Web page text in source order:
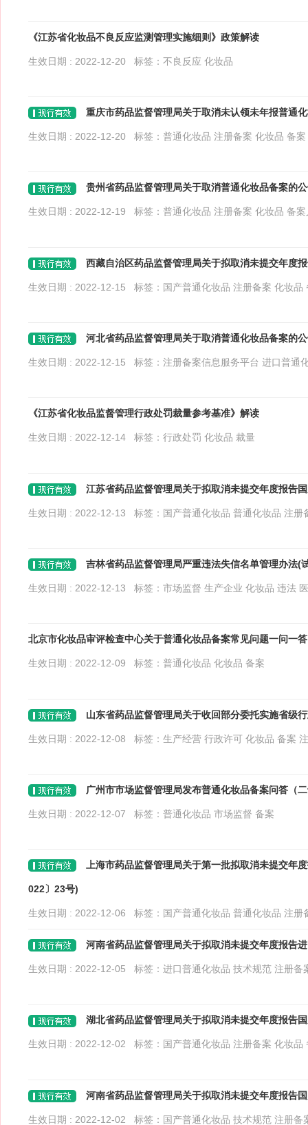
《江苏省化妆品不良反应监测管理实施细则》政策解读
生效日期 : 2022-12-20 标签： 不良反应 化妆品
重庆市药品监督管理局关于取消未认领未年报普通
生效日期 : 2022-12-20 标签： 普通化妆品 注册备案 化妆品 备案
贵州省药品监督管理局关于取消普通化妆品备案的
生效日期 : 2022-12-19 标签： 普通化妆品 注册备案 化妆品 备案
西藏自治区药品监督管理局关于拟取消未提交年度
生效日期 : 2022-12-15 标签： 国产普通化妆品 注册备案 化妆品
河北省药品监督管理局关于取消普通化妆品备案的
生效日期 : 2022-12-15 标签： 注册备案信息服务平台 进口普通
《江苏省化妆品监督管理行政处罚裁量参考基准》解读
生效日期 : 2022-12-14 标签： 行政处罚 化妆品 裁量
江苏省药品监督管理局关于拟取消未提交年度报告
生效日期 : 2022-12-13 标签： 国产普通化妆品 普通化妆品 注册
吉林省药品监督管理局严重违法失信名单管理办法(
生效日期 : 2022-12-13 标签： 市场监督 生产企业 化妆品 违法
北京市化妆品审评检查中心关于普通化妆品备案常见问题一问一
生效日期 : 2022-12-09 标签： 普通化妆品 化妆品 备案
山东省药品监督管理局关于收回部分委托实施省级
生效日期 : 2022-12-08 标签： 生产经营 行政许可 化妆品 备案
广州市市场监督管理局发布普通化妆品备案问答（
生效日期 : 2022-12-07 标签： 普通化妆品 市场监督 备案
上海市药品监督管理局关于第一批拟取消未提交年
022〕23号)
生效日期 : 2022-12-06 标签： 国产普通化妆品 普通化妆品 注册
河南省药品监督管理局关于拟取消未提交年度报告
生效日期 : 2022-12-05 标签： 进口普通化妆品 技术规范 注册备
湖北省药品监督管理局关于拟取消未提交年度报告
生效日期 : 2022-12-02 标签： 国产普通化妆品 注册备案 化妆品
河南省药品监督管理局关于拟取消未提交年度报告
生效日期 : 2022-12-02 标签： 国产普通化妆品 技术规范 注册备